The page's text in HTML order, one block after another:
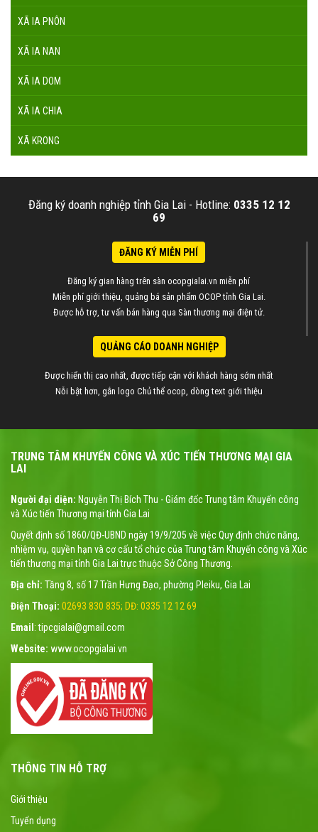
XÃ IA PNÔN
XÃ IA NAN
XÃ IA DOM
XÃ IA CHIA
XÃ KRONG
Đăng ký doanh nghiệp tỉnh Gia Lai - Hotline: 0335 12 12
69
ĐĂNG KÝ MIỄN PHÍ
Đăng ký gian hàng trên sàn ocopgialai.vn miễn phí
Miễn phí giới thiệu, quảng bá sản phẩm OCOP tỉnh Gia Lai.
Được hỗ trợ, tư vấn bán hàng qua Sàn thương mại điện tử.
QUẢNG CÁO DOANH NGHIỆP
Được hiển thị cao nhất, được tiếp cận với khách hàng sớm nhất
Nỗi bật hơn, gắn logo Chủ thể ocop, dòng text giới thiệu
TRUNG TÂM KHUYẾN CÔNG VÀ XÚC TIẾN THƯƠNG MẠI GIA
LAI
Người đại diện: Nguyễn Thị Bích Thu - Giám đốc Trung tâm Khuyến công
và Xúc tiến Thương mại tỉnh Gia Lai
Quyết định số 1860/QĐ-UBND ngày 19/9/205 về việc Quy định chức năng,
nhiệm vụ, quyền hạn và cơ cấu tổ chức của Trung tâm Khuyến công và Xúc
tiến thương mại tỉnh Gia Lai trực thuộc Sở Công Thương.
Địa chỉ: Tầng 8, số 17 Trần Hưng Đạo, phường Pleiku, Gia Lai
Điện Thoại: 02693 830 835; DĐ: 0335 12 12 69
Email : tipcgialai@gmail.com
Website: www.ocopgialai.vn
THÔNG TIN HỖ TRỢ
Giới thiệu
Tuyển dụng